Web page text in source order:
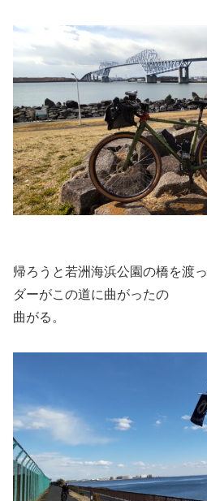
帰ろうと若洲海浜公園の橋を渡
ダーがこの道に曲がったの
曲がる。